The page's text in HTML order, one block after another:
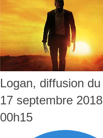
Logan, diffusion
17 septembre
00h15